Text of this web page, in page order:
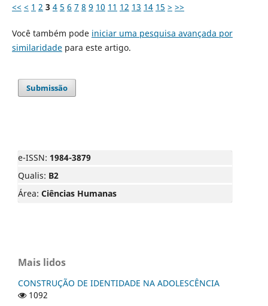
<< < 1 2 3 4 5 6 7 8 9 10 11 12 13 14 15 > >>
Você também pode iniciar uma pesquisa avançada por
similaridadepara este artigo.
Submissão
e-ISSN: 1984-3879
Qualis: B2
Área: Ciências Humanas
Mais lidos
CONSTRUÇÃO DE IDENTIDADE NA ADOLESCÊNCIA
1092